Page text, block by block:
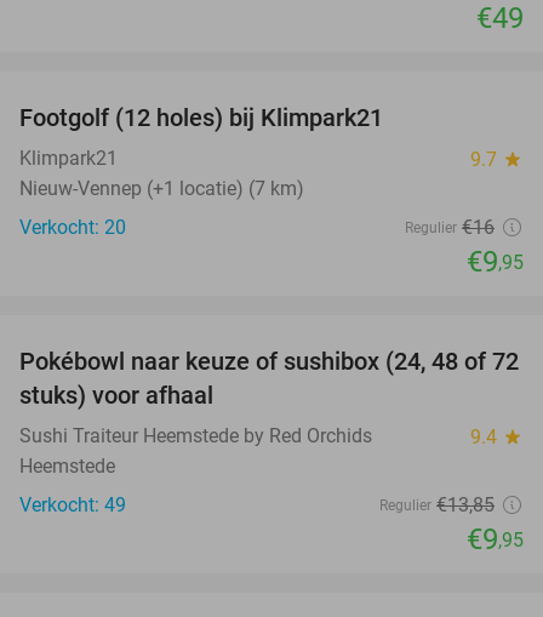
€49
Footgolf (12 holes) bij Klimpark21
Klimpark21 9.7 star
Nieuw-Vennep (+1 locatie) (7 km)
Verkocht: 20
Regulier €16
€9,95
28%
Pokébowl naar keuze of sushibox (24, 48 of 72
stuks) voor afhaal
Sushi Traiteur Heemstede by Red Orchids 9.4 star
Heemstede
Verkocht: 49
Regulier €13,85
€9,95